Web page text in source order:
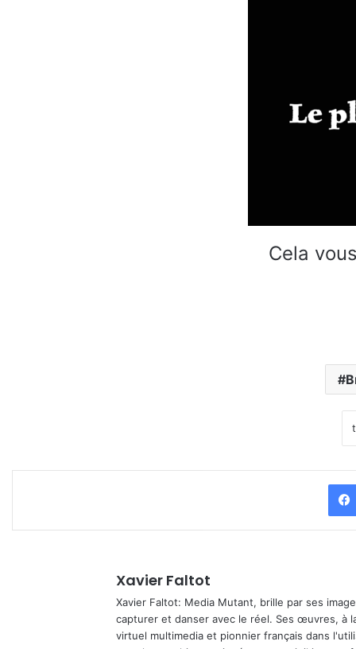
Cela
Xavier Faltot
Xavier Faltot: Media Mutant, brille par ses
capturer et danser avec le réel. Ses œuvres, à
virtuel multimedia et pionnier français dans